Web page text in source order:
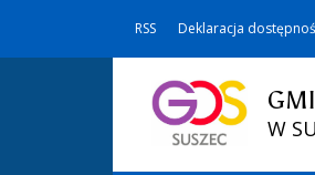
RSS Deklaracja
W